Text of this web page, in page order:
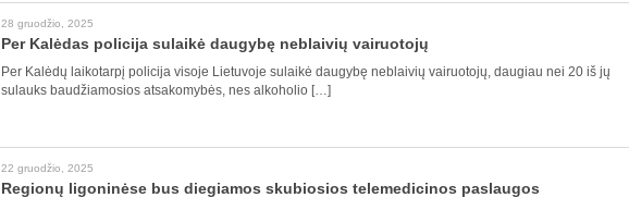
28 gruodžio, 2025
Per Kalėdas policija sulaikė daugybę neblaivių vairuotojų
Per Kalėdų laikotarpį policija visoje Lietuvoje sulaikė daugybę neblaivių vairuotojų, daugiau nei 20 iš jų
sulauks baudžiamosios atsakomybės, nes alkoholio […]
22 gruodžio, 2025
Regionų ligoninėse bus diegiamos skubiosios telemedicinos paslaugos